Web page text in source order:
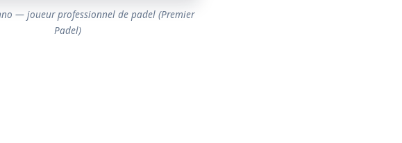
— joueur professionnel de padel (Premier
Padel)